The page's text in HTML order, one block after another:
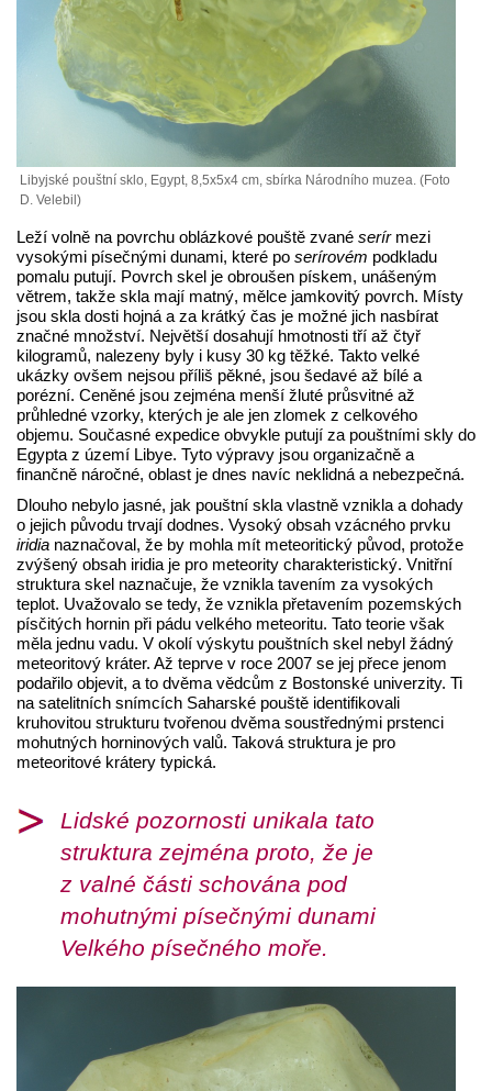
Libyjské pouštní sklo, Egypt, 8,5x5x4 cm, sbírka Národního muzea. (Foto
D. Velebil)
Leží volně na povrchu oblázkové pouště zvané serírmezi
vysokými písečnými dunami, které po serírovém podkladu
pomalu putují. Povrch skel je obroušen pískem, unášeným
větrem, takže skla mají matný, mělce jamkovitý povrch. Místy
jsou skla dosti hojná a za krátký čas je možné jich nasbírat
značné množství. Největší dosahují hmotnosti tří až čtyř
kilogramů, nalezeny byly i kusy 30 kg těžké. Takto velké
ukázky ovšem nejsou příliš pěkné, jsou šedavé až bílé a
porézní. Ceněné jsou zejména menší žluté průsvitné až
průhledné vzorky, kterých je ale jen zlomek z celkového
objemu. Současné expedice obvykle putují za pouštními skly do
Egypta z území Libye. Tyto výpravy jsou organizačně a
finančně náročné, oblast je dnes navíc neklidná a nebezpečná.
Dlouho nebylo jasné, jak pouštní skla vlastně vznikla a dohady
o jejich původu trvají dodnes. Vysoký obsah vzácného prvku
iridia naznačoval, že by mohla mít meteoritický původ, protože
zvýšený obsah iridia je pro meteority charakteristický. Vnitřní
struktura skel naznačuje, že vznikla tavením za vysokých
teplot. Uvažovalo se tedy, že vznikla přetavením pozemských
písčitých hornin při pádu velkého meteoritu. Tato teorie však
měla jednu vadu. V okolí výskytu pouštních skel nebyl žádný
meteoritový kráter. Až teprve v roce 2007 se jej přece jenom
podařilo objevit, a to dvěma vědcům z Bostonské univerzity. Ti
na satelitních snímcích Saharské pouště identifikovali
kruhovitou strukturu tvořenou dvěma soustřednými prstenci
mohutných horninových valů. Taková struktura je pro
meteoritové krátery typická.
Lidské pozornosti unikala tato
struktura zejména proto, že je
z valné části schována pod
mohutnými písečnými dunami
Velkého písečného moře.